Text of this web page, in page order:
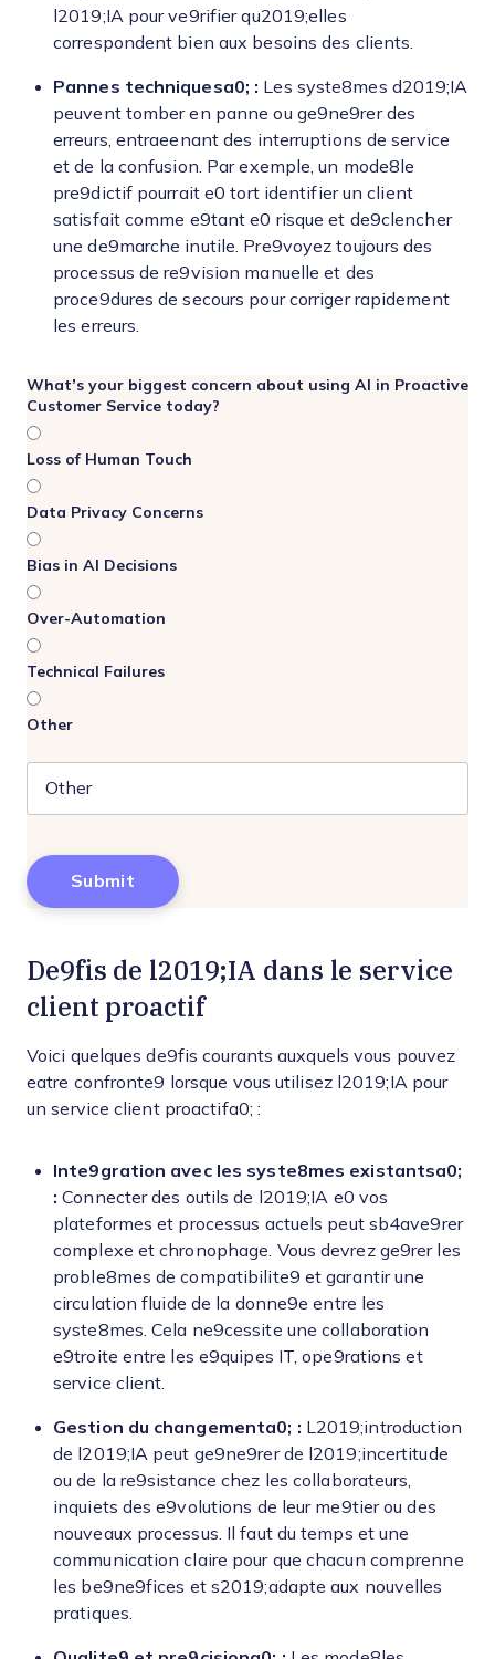
l2019;IA pour ve9rifier qu2019;elles
correspondent bien aux besoins des clients.
Pannes techniquesa0; : Les syste8mes d2019;IA
peuvent tomber en panne ou ge9ne9rer des
erreurs, entraeenant des interruptions de service
et de la confusion. Par exemple, un mode8le
pre9dictif pourrait e0 tort identifier un client
satisfait comme e9tant e0 risque et de9clencher
une de9marche inutile. Pre9voyez toujours des
processus de re9vision manuelle et des
proce9dures de secours pour corriger rapidement
les erreurs.
What’s your biggest concern about using AI in Proactive
Customer Service today?
Loss of Human Touch
Data Privacy Concerns
Bias in AI Decisions
Over-Automation
Technical Failures
Other
De9fis de l2019;IA dans le service
client proactif
Voici quelques de9fis courants auxquels vous pouvez
eatre confronte9 lorsque vous utilisez l2019;IA pour
un service client proactifa0; :
Inte9gration avec les syste8mes existantsa0;
: Connecter des outils de l2019;IA e0 vos
plateformes et processus actuels peut sb4ave9rer
complexe et chronophage. Vous devrez ge9rer les
proble8mes de compatibilite9 et garantir une
circulation fluide de la donne9e entre les
syste8mes. Cela ne9cessite une collaboration
e9troite entre les e9quipes IT, ope9rations et
service client.
Gestion du changementa0; : L2019;introduction
de l2019;IA peut ge9ne9rer de l2019;incertitude
ou de la re9sistance chez les collaborateurs,
inquiets des e9volutions de leur me9tier ou des
nouveaux processus. Il faut du temps et une
communication claire pour que chacun comprenne
les be9ne9fices et s2019;adapte aux nouvelles
pratiques.